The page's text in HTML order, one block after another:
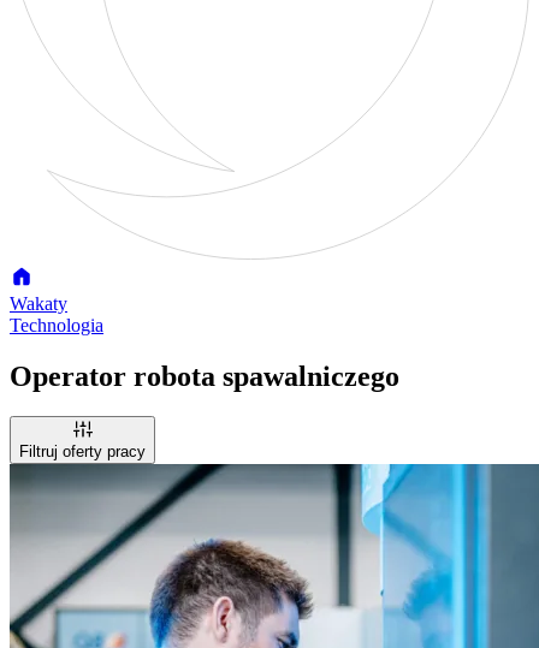
Wakaty
Technologia
Operator robota spawalniczego
Filtruj oferty pracy